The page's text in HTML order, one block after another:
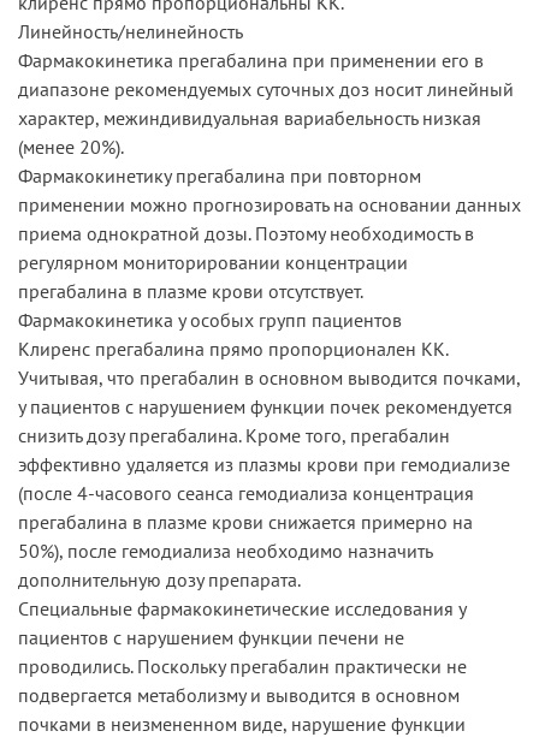
Линейность/нелинейность
Фармакокинетика прегабалина при применении его в
диапазоне рекомендуемых суточных доз носит линейный
характер, межиндивидуальная вариабельность низкая
(менее 20%).
Фармакокинетику прегабалина при повторном
применении можно прогнозировать на основании данных
приема однократной дозы. Поэтому необходимость в
регулярном мониторировании концентрации
прегабалина в плазме крови отсутствует.
Фармакокинетика у особых групп пациентов
Клиренс прегабалина прямо пропорционален КК.
Учитывая, что прегабалин в основном выводится почками,
у пациентов с нарушением функции почек рекомендуется
снизить дозу прегабалина. Кроме того, прегабалин
эффективно удаляется из плазмы крови при гемодиализе
(после 4-часового сеанса гемодиализа концентрация
прегабалина в плазме крови снижается примерно на
50%), после гемодиализа необходимо назначить
дополнительную дозу препарата.
Специальные фармакокинетические исследования у
пациентов с нарушением функции печени не
проводились. Поскольку прегабалин практически не
подвергается метаболизму и выводится в основном
почками в неизмененном виде, нарушение функции